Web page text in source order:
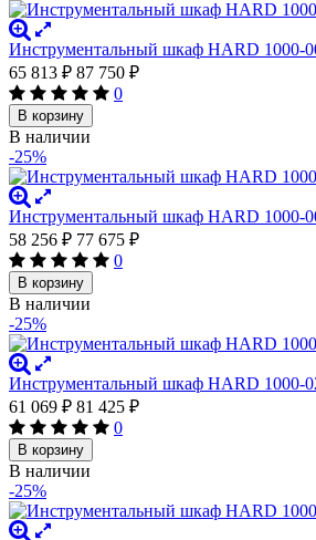
Инструментальный шкаф HARD 1000-
65 813 ₽ 87 750 ₽
0
В корзину
В наличии
-25%
Инструментальный шкаф HARD 1000-
58 256 ₽ 77 675 ₽
0
В корзину
В наличии
-25%
Инструментальный шкаф HARD 1000-
61 069 ₽ 81 425 ₽
0
В корзину
В наличии
-25%